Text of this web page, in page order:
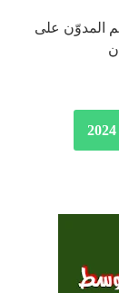
المدوّن على